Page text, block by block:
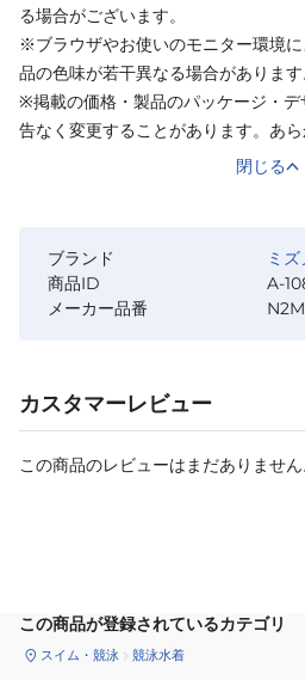
る場合がございます。
※ブラウザやお使いのモニター環境
品の色味が若干異なる場合があります
※掲載の価格・製品のパッケージ・
告なく変更することがあります。あら
閉じる
ブランド
ミズ
商品ID
A-
メーカー品番
カスタマーレビュー
この商品のレビューはまだありません
この商品が登録されているカテゴリ
スイム・競泳 競泳水着